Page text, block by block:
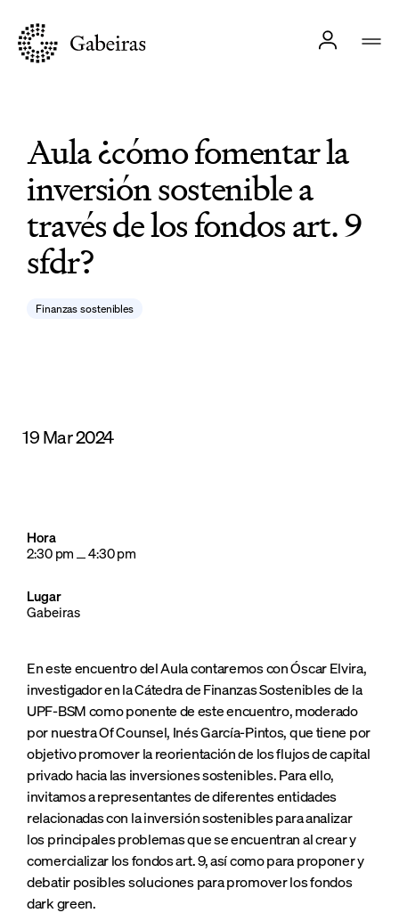
Aula ¿cómo fomentar la
inversión sostenible a
través de los fondos art. 9
sfdr?
Finanzas sostenibles
19 Mar 2024
Hora
2:30 pm
4:30 pm
Lugar
Gabeiras
En este encuentro del Aula contaremos con Óscar Elvira,
investigador en la Cátedra de Finanzas Sostenibles de la
UPF-BSM como ponente de este encuentro, moderado
por nuestra Of Counsel, Inés García-Pintos, que tiene por
objetivo promover la reorientación de los flujos de capital
privado hacia las inversiones sostenibles. Para ello,
invitamos a representantes de diferentes entidades
relacionadas con la inversión sostenibles para analizar
los principales problemas que se encuentran al crear y
comercializar los fondos art. 9, así como para proponer y
debatir posibles soluciones para promover los fondos
dark green.